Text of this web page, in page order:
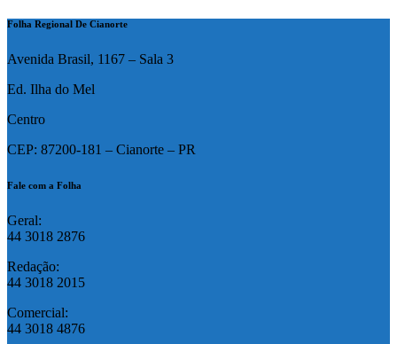
Folha Regional De Cianorte
Avenida Brasil, 1167 – Sala 3
Ed. Ilha do Mel
Centro
CEP: 87200-181 – Cianorte – PR
Fale com a Folha
Geral:
44 3018 2876
Redação:
44 3018 2015
Comercial:
44 3018 4876